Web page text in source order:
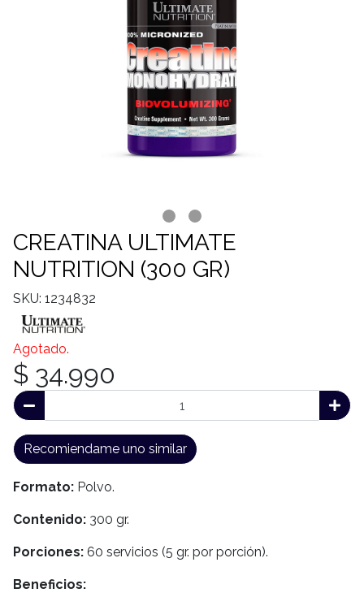
CREATINA ULTIMATE
NUTRITION (300 GR)
SKU: 1234832
Agotado.
$ 34.990
Recomiendame uno similar
Formato: Polvo.
Contenido: 300 gr.
Porciones: 60 servicios (5 gr. por porción).
Beneficios: